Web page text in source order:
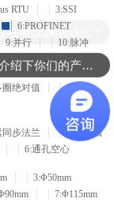
RTU
3:SSI
6:PROFINET
9:并行
10:脉冲
圈绝对值
3:增量
同步法兰
3:盲孔轴
6:通孔空心
3:Φ50mm
7:Φ115mm
可以介绍下你们的产品么？
现在有优惠活动么？